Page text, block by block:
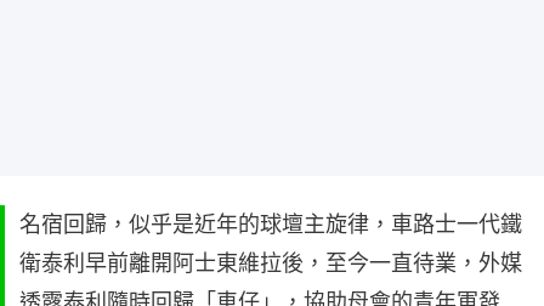
名宿回歸，似乎是近年的球壇主旋律，車路士一代鐵
衛泰利早前離開阿士東維拉後，至今一直待業，外媒